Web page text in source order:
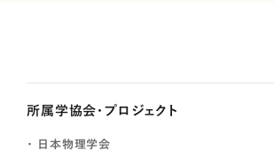
所属学協会・プロジェクト
日本物理学会